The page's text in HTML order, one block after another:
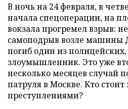
В ночь на 24 февраля, в
начала спецоперации, на
вокзала прогремел взрыв:
самоподрыв возле машины
погиб один из
злоумышленник. Это уже
несколько месяцев случай
патруля в Москве. Кто стоит
преступлениями?